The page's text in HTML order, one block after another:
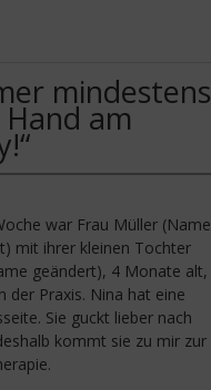
mindestens
am
war Frau Müller (Name
mit ihrer kleinen Tochter
geändert), 4 Monate alt,
der Praxis. Nina hat eine
Sie guckt lieber nach
kommt sie zu mir zur